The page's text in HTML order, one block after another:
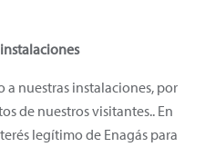
a nuestras instalaciones, por
de nuestros visitantes.. En
legítimo de Enagás para